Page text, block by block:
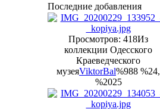
Последние добавления
Просмотров: 418Из
коллекции Одесского
Краеведческого
музеяViktorBal%988 %24,
%2025